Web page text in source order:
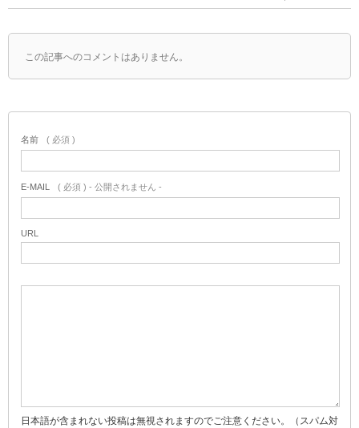
この記事へのコメントはありません。
名前 ( 必須 )
E-MAIL ( 必須 ) - 公開されません -
URL
日本語が含まれない投稿は無視されますのでご注意ください。（スパム対